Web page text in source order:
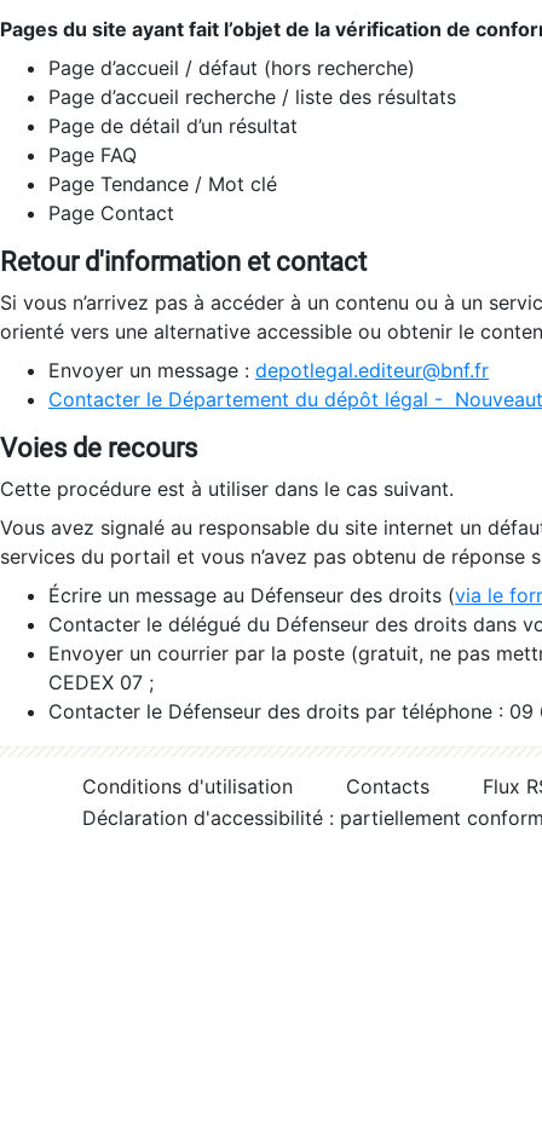
Pages du site ayant fait l’objet de la vérification de
Page d’accueil / défaut (hors recherche)
Page d’accueil recherche / liste des résultats
Page de détail d’un résultat
Page FAQ
Page Tendance / Mot clé
Page Contact
Retour d'information et contact
Si vous n’arrivez pas à accéder à un contenu ou à un
orienté vers une alternative accessible ou obtenir le
Envoyer un message : depotlegal.editeur@bnf.fr
Contacter le Département du dépôt légal -
Voies de recours
Cette procédure est à utiliser dans le cas suivant.
Vous avez signalé au responsable du site internet un
services du portail et vous n’avez pas obtenu de réponse
Écrire un message au Défenseur des droits (via le
Contacter le délégué du Défenseur des droits dans
Envoyer un courrier par la poste (gratuit, ne pas
CEDEX 07 ;
Contacter le Défenseur des droits par téléphone :
Conditions d'utilisation Contacts
Flux
Déclaration d'accessibilité : partiellement